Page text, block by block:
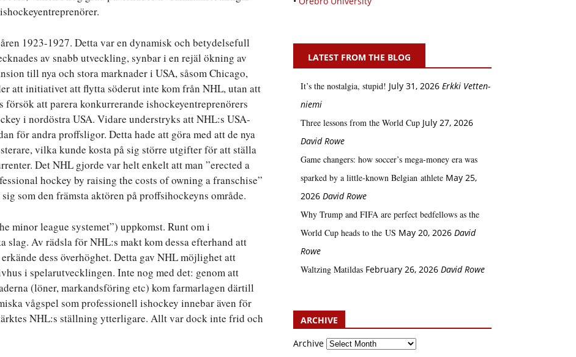
1923-1927. Detta var en dynamisk och betydelsefull
av snabb utveckling, synbar i en rejäl ökning av
till nya och stora marknader i USA, såsom Chicago,
att initiativet att flytta söderut inte kom från NHL, utan att
försök att parera konkurrerande ishockeyentreprenörers
i nordöstra USA. Vidare understryks att NHL:s USA-
för andra proffsligor. Detta hade att göra med att de nya
vilka kunde kosta på sig större utgifter för att ställa
Det NHL gjorde var helt enkelt att man ”erected a
hockey by raising the costs of owning a franschise”
som den främsta aktören på proffsihockeyns område.
minor league systemet”) uppkomst. Runt om i
Av rädsla för NHL:s makt kom dessa efterhand att
dess överhöghet. Detta gav NHL möjlighet att
i spelarutvecklingen. Inte nog med det: genom att
(löner, markandsföring etc) kom farmarlagen därtill
vågspel som professionell ishockey innebar även för
NHL:s ställning ytterligare. Allt var dock inte frid och
LATEST FROM THE BLOG
It’s the nostalgia, stupid! July 31, 2026 Erkki Vetten­­
niemi
Three lessons from the World Cup July 27, 2026
David Rowe
Game changers: how soccer’s mega‑money era was
sparked by a little‑known Belgian athlete May 25,
2026 David Rowe
Why Trump and FIFA are perfect bedfellows as the
World Cup heads to the US May 20, 2026 David
Rowe
Waltzing Matildas February 26, 2026 David Rowe
ARCHIVE
Archive